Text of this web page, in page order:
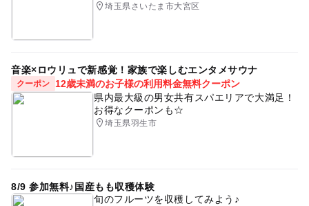
埼玉県さいたま市大宮区
音楽×ロウリュで新感覚！家族で楽しむエンタメサウナ
クーポン
12歳未満のお子様の利用料金無料クーポン
県内最大級の男女共有スパエリアで大満足！
お得なクーポンも☆
埼玉県羽生市
8/9 参加無料♪国産もも収穫体験
旬のフルーツを収穫してみよう♪